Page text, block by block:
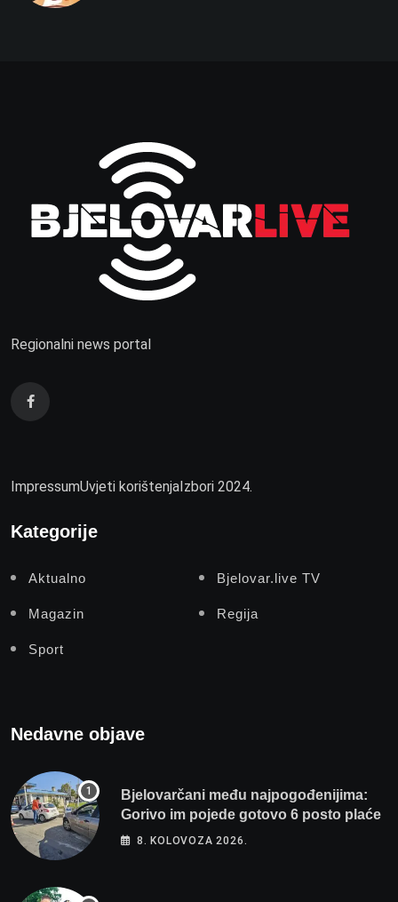
Regionalni news portal
ImpressumUvjeti korištenjaIzbori 2024.
Kategorije
Aktualno Bjelovar.live TV
Magazin Regija
Sport
Nedavne objave
Bjelovarčani među najpogođenijima:
Gorivo im pojede gotovo 6 posto plaće
8. KOLOVOZA 2026.